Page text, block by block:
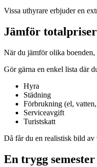
Vissa uthyrare erbjuder en
Jämför
När du jämför olika boenden,
Gör gärna en enkel lista där
Hyra
Städning
Förbrukning (el,
Serviceavgift
Turistskatt
Då får du en realistisk bild av
En trygg